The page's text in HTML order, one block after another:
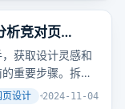
兴趣的新手、平
馈良好，辅导方
析竞对页
获取设计灵感和
重要步骤。拆解
们的优势和特色，
页设计 +2
2024-11-04